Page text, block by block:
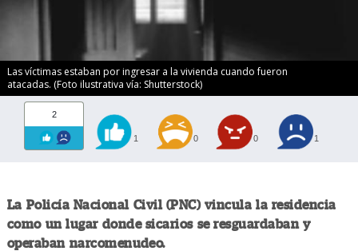
Las víctimas estaban por ingresar a la vivienda cuando fueron
atacadas. (Foto ilustrativa vía: Shutterstock)
2
1 0 0 1
La Policía Nacional Civil (PNC) vincula la residencia
como un lugar donde sicarios se resguardaban y
operaban narcomenudeo.